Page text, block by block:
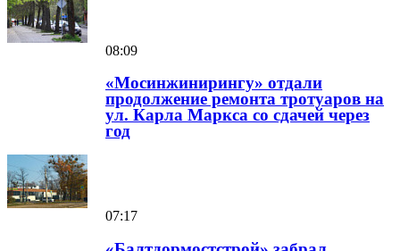
08:09
«Мосинжинирингу» отдали
продолжение ремонта тротуаров на
ул. Карла Маркса со сдачей через
год
07:17